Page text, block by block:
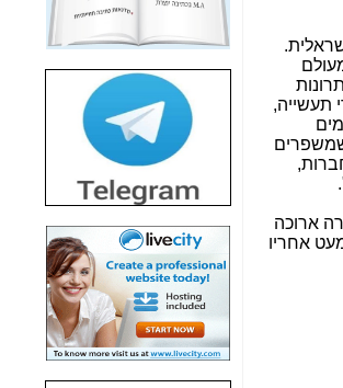
תעשייה,
שמשפרים
ארוכה
אחריו
חשיפת חשד לשחיתות
הדומה לזו של "תיק
הסלולר -
חשיפת מה שלא
רוצים שתדעו בעניין
פריסת אנלימיטד
(בניחוח בלתי נסבל) -
כאן
חשיפה: איוב קרא
אישר לקבוצת סלקום
בדיוק מה שביבי אישר
כאן
האם השר איוב קרא
היה צריך בכלל לחתום
על האישור, שנתן